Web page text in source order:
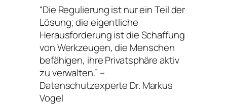
“Die Regulierung ist nur ein Teil der
Lösung; die eigentliche
Herausforderung ist die Schaffung
von Werkzeugen, die Menschen
befähigen, ihre Privatsphäre aktiv
zu verwalten.” –
Datenschutzexperte Dr. Markus
Vogel